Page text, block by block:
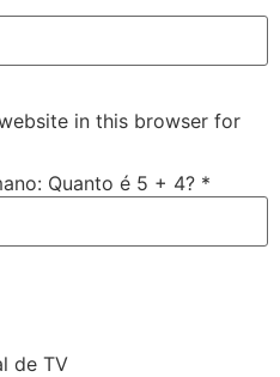
in this browser for
Quanto é 5 + 4? *
de TV